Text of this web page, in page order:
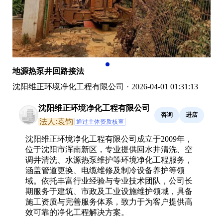
地源热泵井回路接法
沈阳维正环境净化工程有限公司 · 2026-04-01 01:31:13
沈阳维正环境净化工程有限公司
法人:袁钧 通过主体资质核查
咨询 进店
沈阳维正环境净化工程有限公司成立于2009年，
位于沈阳市浑南新区，专业提供回水井清洗、空
调井清洗、水源热泵维护等环境净化工程服务，
涵盖管道更换、电缆维修及制冷设备养护等领
域。依托丰富行业经验与专业技术团队，公司长
期服务于建筑、市政及工业设施维护领域，具备
施工资质与完善服务体系，致力于为客户提供高
效可靠的净化工程解决方案。